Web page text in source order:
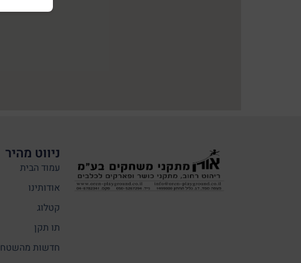
ניווט מהיר
עמוד הבית
אודותינו
קטלוג
תו תקן
חדשות מהשטח